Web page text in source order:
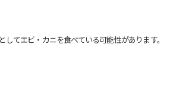
てエビ・カニを食べている可能性があります。